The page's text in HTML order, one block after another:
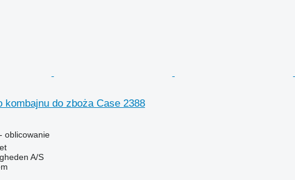
kombajnu do zboża Case 2388
oblicowanie
A/S